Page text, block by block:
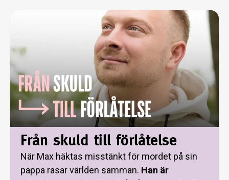
Från skuld till förlåtelse
När Max häktas misstänkt för mordet på sin
pappa rasar världen samman. Han är